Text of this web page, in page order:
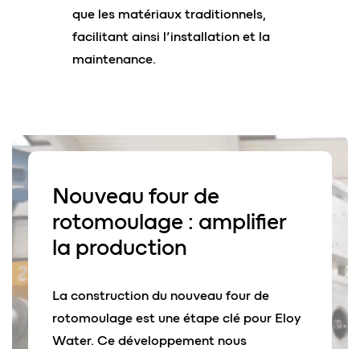
que les matériaux traditionnels,
facilitant ainsi l’installation et la
maintenance.
Nouveau four de
rotomoulage : amplifier
la production
La construction du nouveau four de
rotomoulage est une étape clé pour Eloy
Water. Ce développement nous